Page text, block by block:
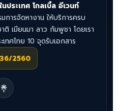
ประเทศ โกลเบิ้ล อีเวนท์
การจัดหางาน ให้บริการครบ
ติ เมียนมา ลาว กัมพูชา โดยเรา
ทศไทย 10 จุดรับเอกสาร
2560